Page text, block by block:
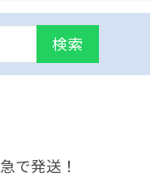
検索
で発送！